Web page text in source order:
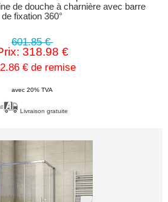
de douche à charnière avec barre
de fixation 360°
601.85 €
318.98 €
€ de remise
avec 20% TVA
Livraison gratuite